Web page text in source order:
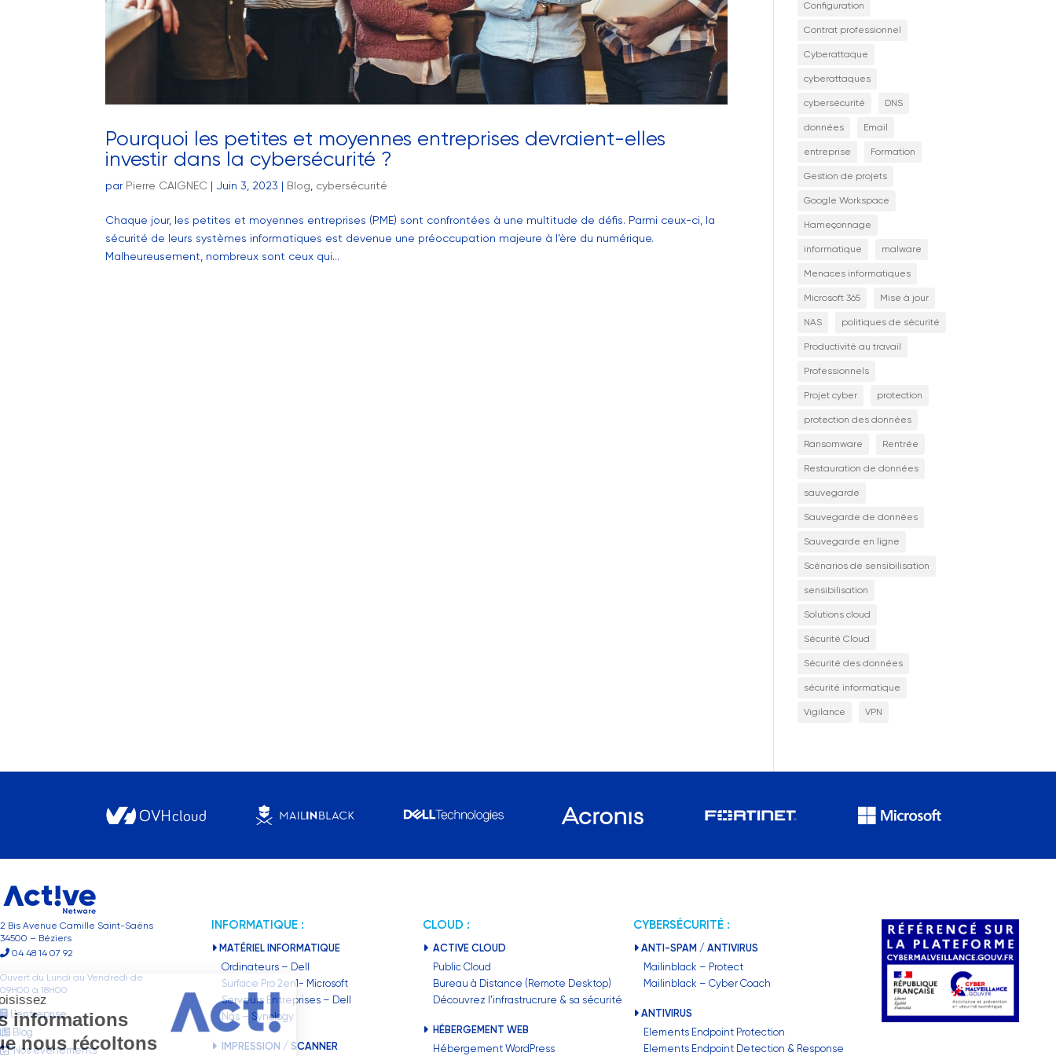
Pourquoi les petites et moyennes entreprises devraient-elles
investir dans la cybersécurité ?
par Pierre CAIGNEC | Juin 3, 2023 | Blog, cybersécurité
Chaque jour, les petites et moyennes entreprises (PME) sont confrontées à une multitude de défis. Parmi ceux-ci, la
sécurité de leurs systèmes informatiques est devenue une préoccupation majeure à l’ère du numérique.
Malheureusement, nombreux sont ceux qui...
Configuration
Contrat professionnel
Cyberattaque
cyberattaques
cybersécurité DNS
données Email
entreprise Formation
Gestion de projets
Google Workspace
Hameçonnage
informatique malware
Menaces informatiques
Microsoft 365 Mise à jour
NAS politiques de sécurité
Productivité au travail
Professionnels
Projet cyber protection
protection des données
Ransomware Rentrée
Restauration de données
sauvegarde
Sauvegarde de données
Sauvegarde en ligne
Scénarios de sensibilisation
sensibilisation
Solutions cloud
Sécurité Cloud
Sécurité des données
sécurité informatique
Vigilance VPN
2 Bis Avenue Camille Saint-Saëns
34500 – Béziers
04 48 14 07 92
Ouvert du Lundi au Vendredi de
09H00 à 18H00
L’entreprise
Blog
Nos évènements
INFORMATIQUE :
MATÉRIEL INFORMATIQUE
Ordinateurs – Dell
Surface Pro 2en1- Microsoft
Serveurs Entreprises – Dell
Nas – Synology
IMPRESSION / SCANNER
CLOUD :
ACTIVE CLOUD
Public Cloud
Bureau à Distance (Remote Desktop)
Découvrez l’infrastrucrure & sa sécurité
HÉBERGEMENT WEB
Hébergement WordPress
CYBERSÉCURITÉ :
ANTI-SPAM / ANTIVIRUS
Mailinblack – Protect
Mailinblack – Cyber Coach
ANTIVIRUS
Elements Endpoint Protection
Elements Endpoint Detection & Response
Choisissez
les informations
que nous récoltons